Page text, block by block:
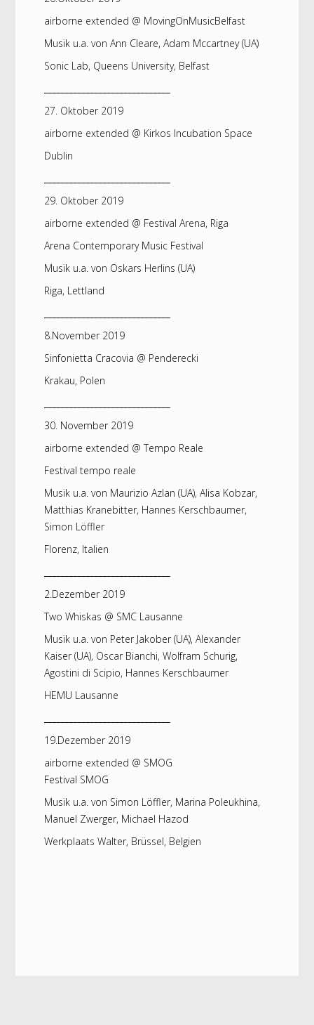
airborne extended @ MovingOnMusicBelfast
Musik u.a. von Ann Cleare, Adam Mccartney (UA)
Sonic Lab, Queens University, Belfast
27. Oktober 2019
airborne extended @ Kirkos Incubation Space
Dublin
29. Oktober 2019
airborne extended @ Festival Arena, Riga
Arena Contemporary Music Festival
Musik u.a. von Oskars Herlins (UA)
Riga, Lettland
8.November 2019
Sinfonietta Cracovia @ Penderecki
Krakau, Polen
30. November 2019
airborne extended @ Tempo Reale
Festival tempo reale
Musik u.a. von Maurizio Azlan (UA), Alisa Kobzar,
Matthias Kranebitter, Hannes Kerschbaumer,
Simon Löffler
Florenz, Italien
2.Dezember 2019
Two Whiskas @ SMC Lausanne
Musik u.a. von Peter Jakober (UA), Alexander
Kaiser (UA), Oscar Bianchi, Wolfram Schurig,
Agostini di Scipio, Hannes Kerschbaumer
HEMU Lausanne
19.Dezember 2019
airborne extended @ SMOG
Festival SMOG
Musik u.a. von Simon Löffler, Marina Poleukhina,
Manuel Zwerger, Michael Hazod
Werkplaats Walter, Brüssel, Belgien